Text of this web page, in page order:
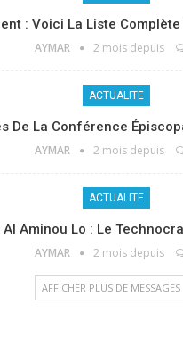
: Voici La Liste
AYMAR 2 mois depuis
ACTUALITE
De La Conférence
AYMAR 2 mois depuis
ACTUALITE
Aminou Lo : Le
AYMAR 2 mois depuis
AFFICHER PLUS DE MESSAGES